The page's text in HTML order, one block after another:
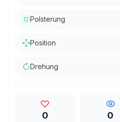
Polsterung
Position
Drehung
0 0